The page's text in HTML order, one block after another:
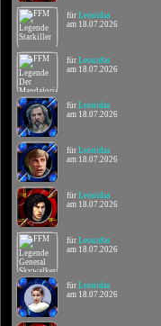
für Leonidas
am 18.07.2026
für Leonidas
am 18.07.2026
für Leonidas
am 18.07.2026
für Leonidas
am 18.07.2026
für Leonidas
am 18.07.2026
für Leonidas
am 18.07.2026
für Leonidas
am 18.07.2026